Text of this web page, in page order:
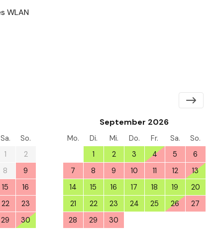
WLAN
Sa.
So.
1
2
8
9
15
16
22
23
29
30
September 2026
Mo. Di. Mi. Do. Fr. Sa.
So.
1 2 3 4 5
6
7
8 9 10 11 12
13
14
15 16 17 18 19
20
21
22 23 24 25 26
27
28
29 30